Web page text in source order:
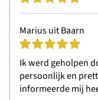
Marius uit Baarn
Ik werd geholpen
persoonlijk en
informeerde mij